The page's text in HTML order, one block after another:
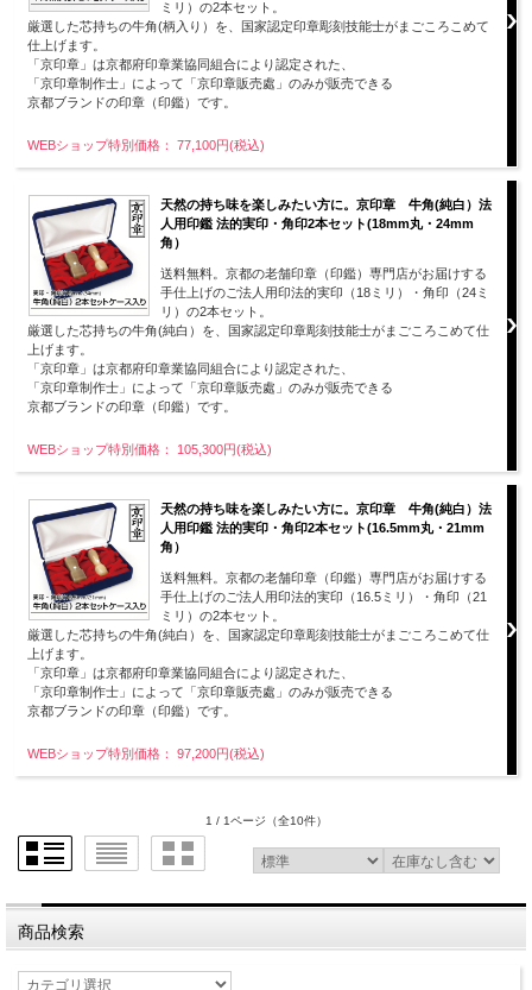
ミリ）の2本セット。
厳選した芯持ちの牛角(柄入り）を、国家認定印章彫刻技能士がまごころこめて
仕上げます。
「京印章」は京都府印章業協同組合により認定された、
「京印章制作士」によって「京印章販売處」のみが販売できる
京都ブランドの印章（印鑑）です。
WEBショップ特別価格： 77,100円(税込)
天然の持ち味を楽しみたい方に。京印章 牛角(純白）法
人用印鑑 法的実印・角印2本セット(18mm丸・24mm
角）
送料無料。京都の老舗印章（印鑑）専門店がお届けする
手仕上げのご法人用印法的実印（18ミリ）・角印（24ミ
リ）の2本セット。
厳選した芯持ちの牛角(純白）を、国家認定印章彫刻技能士がまごころこめて仕
上げます。
「京印章」は京都府印章業協同組合により認定された、
「京印章制作士」によって「京印章販売處」のみが販売できる
京都ブランドの印章（印鑑）です。
WEBショップ特別価格： 105,300円(税込)
天然の持ち味を楽しみたい方に。京印章 牛角(純白）法
人用印鑑 法的実印・角印2本セット(16.5mm丸・21mm
角）
送料無料。京都の老舗印章（印鑑）専門店がお届けする
手仕上げのご法人用印法的実印（16.5ミリ）・角印（21
ミリ）の2本セット。
厳選した芯持ちの牛角(純白）を、国家認定印章彫刻技能士がまごころこめて仕
上げます。
「京印章」は京都府印章業協同組合により認定された、
「京印章制作士」によって「京印章販売處」のみが販売できる
京都ブランドの印章（印鑑）です。
WEBショップ特別価格： 97,200円(税込)
1 / 1ページ （全10件）
商品検索